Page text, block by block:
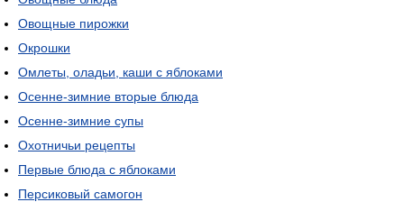
Овощные пирожки
Окрошки
Омлеты, оладьи, каши с яблоками
Осенне-зимние вторые блюда
Осенне-зимние супы
Охотничьи рецепты
Первые блюда с яблоками
Персиковый самогон